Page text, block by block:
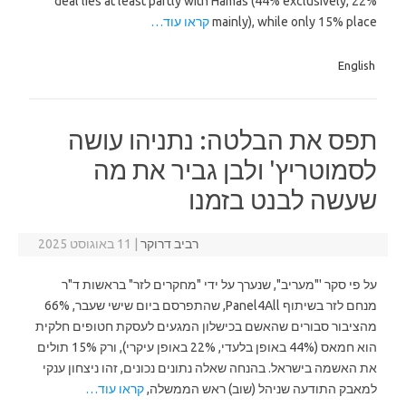
mainly), while only 15% placeקראו עוד…
English
תפס את הבלטה: נתניהו עושה
לסמוטריץ' ולבן גביר את מה
שעשה לבנט בזמנו
רביב דרוקר 11 באוגוסט 2025
על פי סקר '"מעריב", שנערך על ידי "מחקרים לזר" בראשות ד"ר
מנחם לזר בשיתוף Panel4All, שהתפרסם ביום שישי שעבר, 66%
מהציבור סבורים שהאשם בכישלון המגעים לעסקת חטופים חלקית
הוא חמאס (44% באופן בלעדי, 22% באופן עיקרי), ורק 15% תולים
את האשמה בישראל. בהנחה שאלה נתונים נכונים, זהו ניצחון ענקי
למאבק התודעה שניהל (שוב) ראש הממשלה,קראו עוד…